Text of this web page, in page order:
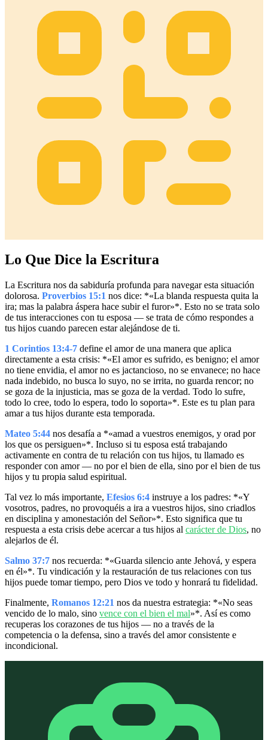
Lo Que Dice la Escritura
La Escritura nos da sabiduría profunda para navegar esta situación
dolorosa. Proverbios 15:1 nos dice: *«La blanda respuesta quita la
ira; mas la palabra áspera hace subir el furor»*. Esto no se trata solo
de tus interacciones con tu esposa — se trata de cómo respondes a
tus hijos cuando parecen estar alejándose de ti.
1 Corintios 13:4-7 define el amor de una manera que aplica
directamente a esta crisis: *«El amor es sufrido, es benigno; el amor
no tiene envidia, el amor no es jactancioso, no se envanece; no hace
nada indebido, no busca lo suyo, no se irrita, no guarda rencor; no
se goza de la injusticia, mas se goza de la verdad. Todo lo sufre,
todo lo cree, todo lo espera, todo lo soporta»*. Este es tu plan para
amar a tus hijos durante esta temporada.
Mateo 5:44 nos desafía a *«amad a vuestros enemigos, y orad por
los que os persiguen»*. Incluso si tu esposa está trabajando
activamente en contra de tu relación con tus hijos, tu llamado es
responder con amor — no por el bien de ella, sino por el bien de tus
hijos y tu propia salud espiritual.
Tal vez lo más importante, Efesios 6:4 instruye a los padres: *«Y
vosotros, padres, no provoquéis a ira a vuestros hijos, sino criadlos
en disciplina y amonestación del Señor»*. Esto significa que tu
respuesta a esta crisis debe acercar a tus hijos al carácter de Dios, no
alejarlos de él.
Salmo 37:7 nos recuerda: *«Guarda silencio ante Jehová, y espera
en él»*. Tu vindicación y la restauración de tus relaciones con tus
hijos puede tomar tiempo, pero Dios ve todo y honrará tu fidelidad.
Finalmente, Romanos 12:21 nos da nuestra estrategia: *«No seas
vencido de lo malo, sino vence con el bien el mal»*. Así es como
recuperas los corazones de tus hijos — no a través de la
competencia o la defensa, sino a través del amor consistente e
incondicional.